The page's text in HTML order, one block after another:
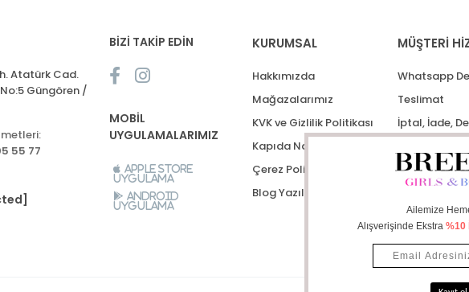
Atatürk Cad.
No:5 Güngören /
55 77
BİZİ TAKİP EDİN
MOBİL
UYGULAMALARIMIZ
Apple Store
Uygulama
Android
Uygulama
KURUMSAL
Hakkımızda
Mağazalarımız
KVK ve Gizlilik Politikası
Kapıda Nakit Ödeme
Çerez Politikası
Blog Yazıları
MÜŞTERİ
Whatsapp
Teslimat
İptal, İade,